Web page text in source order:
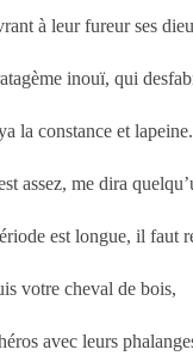
à leur fureur ses
inouï, qui
la constance et
assez, me dira
est longue, il faut
votre cheval de bois,
avec leurs